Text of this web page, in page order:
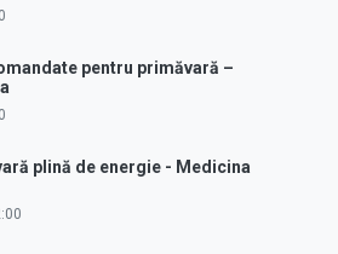
pentru primăvară –
plină de energie - Medicina